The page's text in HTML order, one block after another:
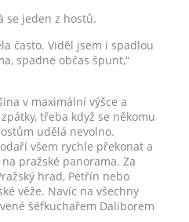
se jeden z hostů.
často. Viděl jsem i spadlou
spadne občas špunt,“
v maximální výšce a
třeba když se někomu
udělá nevolno.
všem rychle překonat a
pražské panorama. Za
hrad, Petřín nebo
věže. Navíc na všechny
šéfkuchařem Daliborem